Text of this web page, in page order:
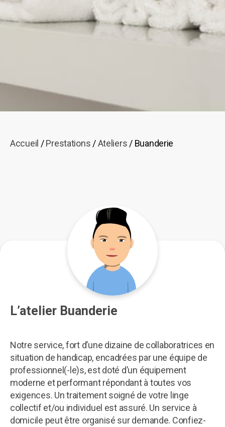
Accueil /Prestations /Ateliers / Buanderie
L’atelier Buanderie
Notre service, fort d’une dizaine de collaboratrices en
situation de handicap, encadrées par une équipe de
professionnel(-le)s, est doté d’un équipement
moderne et performant répondant à toutes vos
exigences. Un traitement soigné de votre linge
collectif et/ou individuel est assuré. Un service à
domicile peut être organisé sur demande. Confiez-